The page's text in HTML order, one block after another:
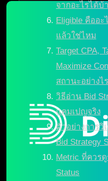
จากอะไรได้บ้
Eligible คืออ
แล้วใช่ไหม
Target CPA,
Maximize
สถานะอย่างไร
วิธีอ่าน Bid
แคมเปญจริง
ตัวอย่างการวิ
Bid Strategy
Metric ที่ควร
Status